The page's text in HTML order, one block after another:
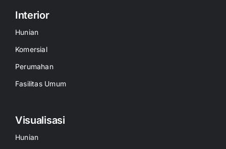
Interior
Hunian
Komersial
Perumahan
Fasilitas Umum
Visualisasi
Hunian